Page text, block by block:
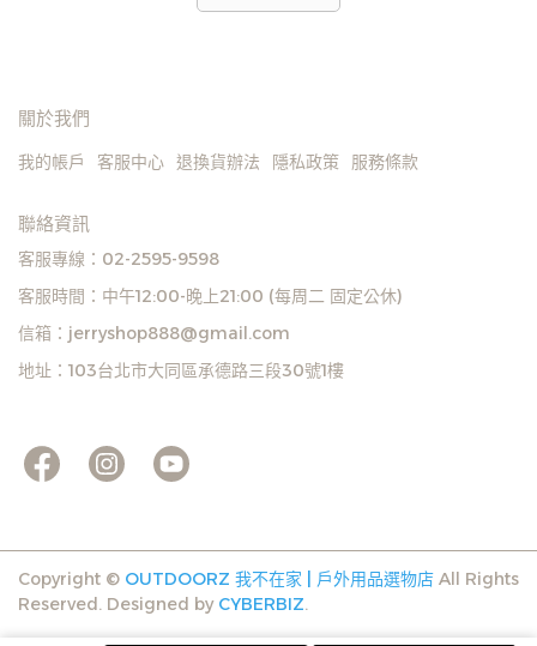
關於我們
我的帳戶 客服中心 退換貨辦法 隱私政策 服務條款
聯絡資訊
客服專線：02-2595-9598
客服時間：中午12:00-晚上21:00 (每周二 固定公休)
信箱：jerryshop888@gmail.com
地址：103台北市大同區承德路三段30號1樓
Copyright © OUTDOORZ 我不在家 | 戶外用品選物店 All Rights
Reserved. Designed by CYBERBIZ.